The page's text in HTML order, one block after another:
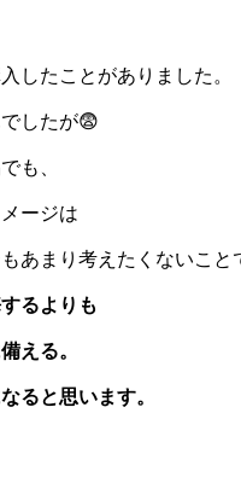
したことがありました。
したが😨
も、
ージは
あまり考えたくないこと
るよりも
える。
ると思います。